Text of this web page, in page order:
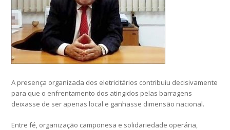
A presença organizada dos eletricitários contribuiu decisivamente
para que o enfrentamento dos atingidos pelas barragens
deixasse de ser apenas local e ganhasse dimensão nacional.
Entre fé, organização camponesa e solidariedade operária,